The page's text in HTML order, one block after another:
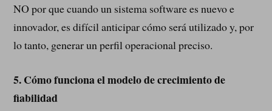
NO por que cuando un sistema software es nuevo e
innovador, es difícil anticipar cómo será utilizado y, por
lo tanto, generar un perfil operacional preciso.
5.Cómo funciona el modelo de crecimiento de
fiabilidad